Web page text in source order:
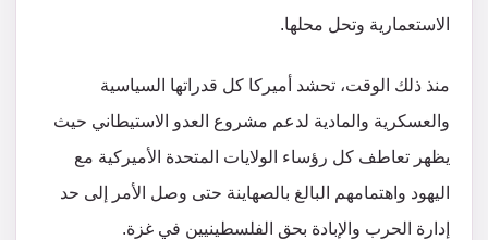
الاستعمارية وتحل محلها.
منذ ذلك الوقت، تحشد أميركا كل قدراتها السياسية
والعسكرية والمادية لدعم مشروع العدو الاستيطاني حيث
يظهر تعاطف كل رؤساء الولايات المتحدة الأميركية مع
اليهود واهتمامهم البالغ بالصهاينة حتى وصل الأمر إلى حد
إدارة الحرب والإبادة بحق الفلسطينيين في غزة.